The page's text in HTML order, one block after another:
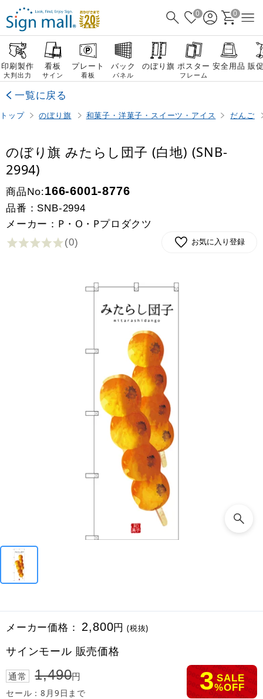
0 0
印刷製作
大判出力
看板
サイン
プレート
看板
バック
パネル
のぼり旗 ポスター
フレーム
安全用品 販
一覧に戻る
トップ のぼり旗 和菓子・洋菓子・スイーツ・アイス だんご
のぼり旗 みたらし団子 (白地) (SNB-
2994)
商品No:166-6001-8776
品番： SNB-2994
メーカー：P・O・Pプロダクツ
(0) お気に入り登録
メーカー価格： 2,800円(税抜)
サインモール 販売価格
通常 1,490円
セール：8月9日まで 3 SALE
%OFF